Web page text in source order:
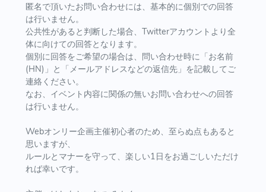
匿名で頂いたお問い合わせには、基本的に個別での回答
は行いません。
公共性があると判断した場合、Twitterアカウントより全
体に向けての回答となります。
個別に回答をご希望の場合は、問い合わせ時に「お名前
(HN)」と「メールアドレスなどの返信先」を記載してご
連絡ください。
なお、イベント内容に関係の無いお問い合わせへの回答
は行いません。
Webオンリー企画主催初心者のため、至らぬ点もあると
思いますが、
ルールとマナーを守って、楽しい1日をお過ごしいただけ
れば幸いです。